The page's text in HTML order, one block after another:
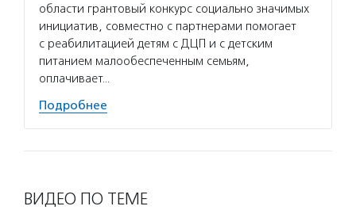
области грантовый конкурс социально значимых
инициатив, совместно с партнерами помогает
с реабилитацией детям с ДЦП и с детским
питанием малообеспеченным семьям,
оплачивает…
Подробнее
ВИДЕО ПО ТЕМЕ